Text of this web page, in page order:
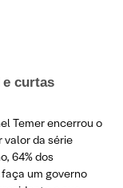
curtas
Temer encerrou o
valor da série
64% dos
um governo